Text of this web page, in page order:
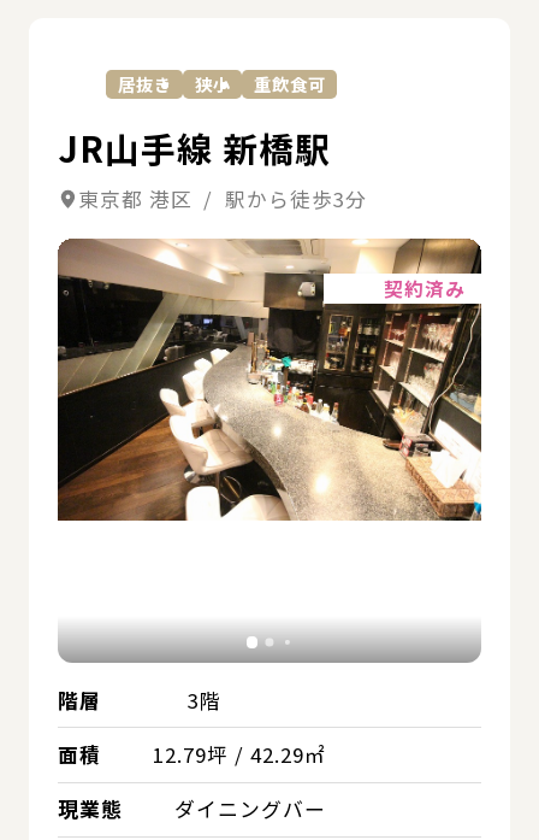
居抜き 狭小 重飲食可
JR山手線 新橋駅
東京都 港区 / 駅から徒歩3分
契約済み
階層
3階
面積
12.79坪 / 42.29㎡
現業態
ダイニングバー